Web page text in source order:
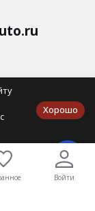
Войти
683031, г.
кв. 33
Хорошо